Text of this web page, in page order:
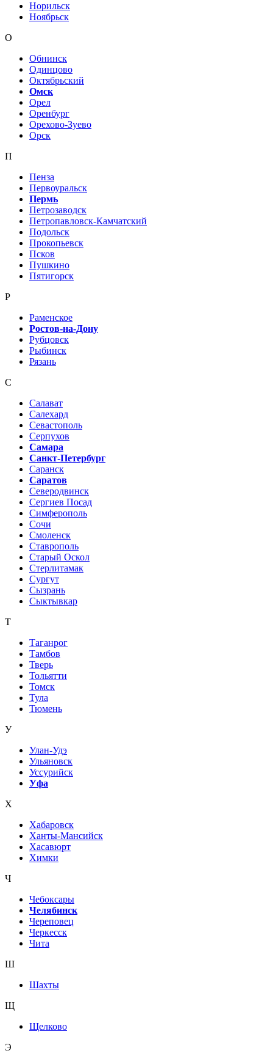
Норильск
Ноябрьск
О
Обнинск
Одинцово
Октябрьский
Омск
Орел
Оренбург
Орехово-Зуево
Орск
П
Пенза
Первоуральск
Пермь
Петрозаводск
Петропавловск-Камчатский
Подольск
Прокопьевск
Псков
Пушкино
Пятигорск
Р
Раменское
Ростов-на-Дону
Рубцовск
Рыбинск
Рязань
С
Салават
Салехард
Севастополь
Серпухов
Самара
Санкт-Петербург
Саранск
Саратов
Северодвинск
Сергиев Посад
Симферополь
Сочи
Смоленск
Ставрополь
Старый Оскол
Стерлитамак
Сургут
Сызрань
Сыктывкар
Т
Таганрог
Тамбов
Тверь
Тольятти
Томск
Тула
Тюмень
У
Улан-Удэ
Ульяновск
Уссурийск
Уфа
Х
Хабаровск
Ханты-Мансийск
Хасавюрт
Химки
Ч
Чебоксары
Челябинск
Череповец
Черкесск
Чита
Ш
Шахты
Щ
Щелково
Э